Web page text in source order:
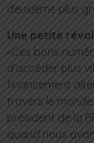
deuxième plus
Une petite
«Ces bons
d’accéder plus
financement
travers le
président de la
quand nous